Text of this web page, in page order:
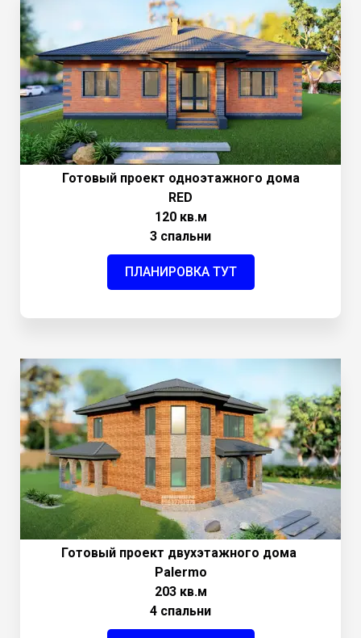
Готовый проект одноэтажного дома
RED
120 кв.м
3 спальни
ПЛАНИРОВКА ТУТ
Готовый проект двухэтажного дома
Palermo
203 кв.м
4 спальни